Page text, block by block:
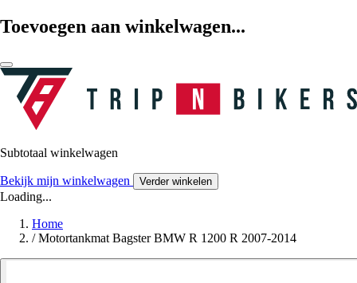
Toevoegen aan winkelwagen...
Subtotaal winkelwagen
Bekijk mijn winkelwagen Verder winkelen
Loading...
Home
/ Motortankmat Bagster BMW R 1200 R 2007-2014